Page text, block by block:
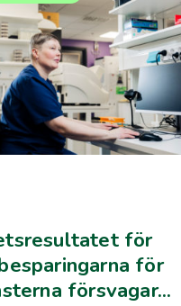
för
för
försvagar...